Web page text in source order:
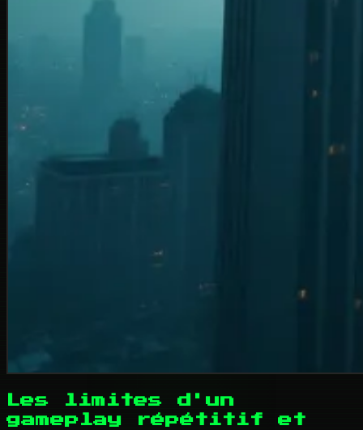
Les limites d'un
gameplay répétitif et